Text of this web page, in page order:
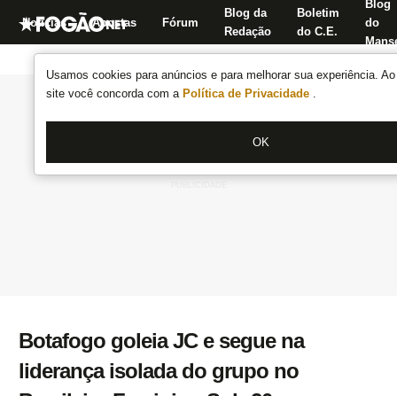
Usamos cookies para anúncios e para melhorar sua experiência.
site você concorda com a Política de Privacidade .
OK
Notícias Apostas Fórum
Blog da
Redação
Boletim
do C.E.
Blog
do
Botafogo goleia JC e segue na
liderança isolada do grupo no